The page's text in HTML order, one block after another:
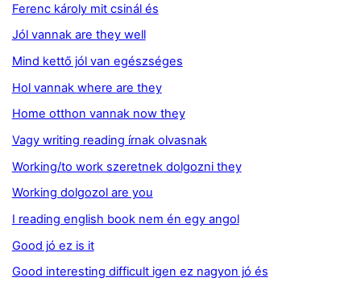
Ferenc károly mit csinál és
Jól vannak are they well
Mind kettő jól van egészséges
Hol vannak where are they
Home otthon vannak now they
Vagy writing reading írnak olvasnak
Working/to work szeretnek dolgozni they
Working dolgozol are you
I reading english book nem én egy angol
Good jó ez is it
Good interesting difficult igen ez nagyon jó és